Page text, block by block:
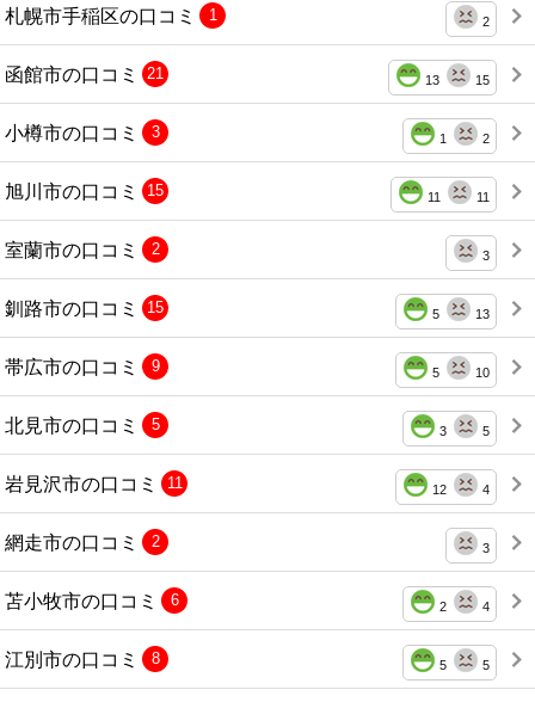
札幌市手稲区の口コミ 2
1
函館市の口コミ 13 15
21
小樽市の口コミ 1 2
3
旭川市の口コミ 11 11
15
室蘭市の口コミ 3
2
釧路市の口コミ 5 13
15
帯広市の口コミ 5 10
9
北見市の口コミ 3 5
5
岩見沢市の口コミ 12 4
11
網走市の口コミ 3
2
苫小牧市の口コミ 2 4
6
江別市の口コミ 5 5
8